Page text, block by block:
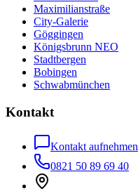
Maximilianstraße
City-Galerie
Göggingen
Königsbrunn NEO
Stadtbergen
Bobingen
Schwabmünchen
Kontakt
Kontakt aufnehmen
0821 50 89 69 40